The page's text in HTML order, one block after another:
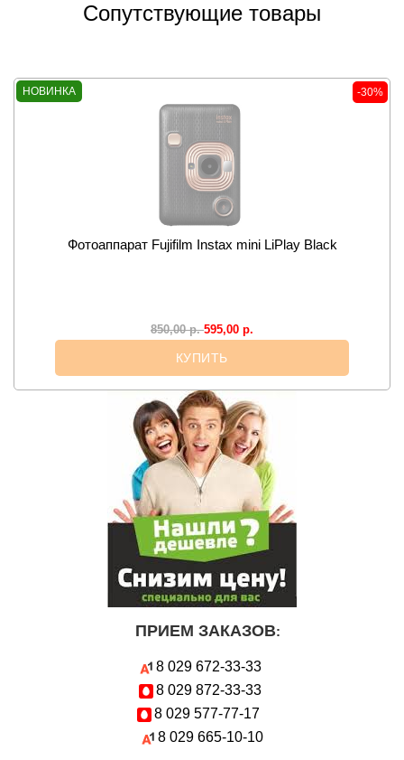
Сопутствующие товары
-30%
НОВИНКА
Фотоаппарат Fujifilm Instax mini LiPlay Black
850,00р. 595,00 р.
КУПИТЬ
ПРИЕМ ЗАКАЗОВ:
8 029 672-33-33
8 029 872-33-33
8 029 577-77-17
8 029 665-10-10